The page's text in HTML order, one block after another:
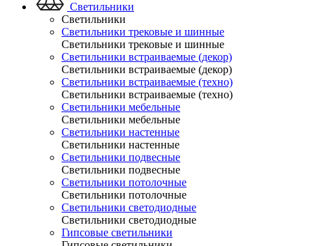
Светильники
Светильники
Светильники трековые и шинные
Светильники трековые и шинные
Светильники встраиваемые (декор)
Светильники встраиваемые (декор)
Светильники встраиваемые (техно)
Светильники встраиваемые (техно)
Светильники мебельные
Светильники мебельные
Светильники настенные
Светильники настенные
Светильники подвесные
Светильники подвесные
Светильники потолочные
Светильники потолочные
Светильники светодиодные
Светильники светодиодные
Гипсовые светильники